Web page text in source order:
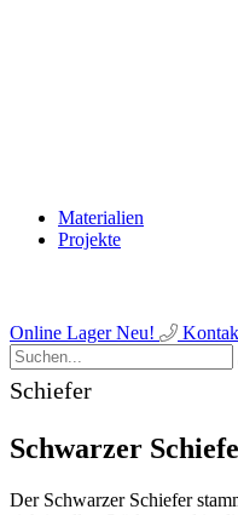
Materialien
Projekte
Online LagerNeu!
Schiefer
Schwarzer
Der Schwarzer Schiefer